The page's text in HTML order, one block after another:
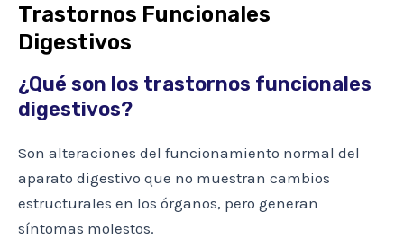
Trastornos Funcionales
Digestivos
¿Qué son los trastornos funcionales
digestivos?
Son alteraciones del funcionamiento normal del
aparato digestivo que no muestran cambios
estructurales en los órganos, pero generan
síntomas molestos.